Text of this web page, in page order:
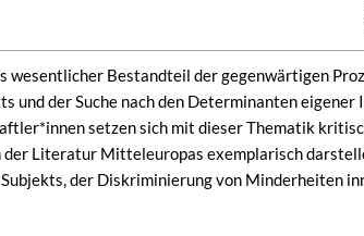
Bestandteil der gegenwärtigen
und der Suche nach den Determinanten
setzen sich mit dieser Thematik
der Literatur Mitteleuropas exemplarisch
der Diskriminierung von Minderheiten